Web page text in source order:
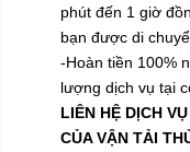
phút đến 1 giờ
bạn được di
-Hoàn tiền 100%
lượng dịch vụ tại
LIÊN HỆ DỊCH
CỦA VẬN TẢI